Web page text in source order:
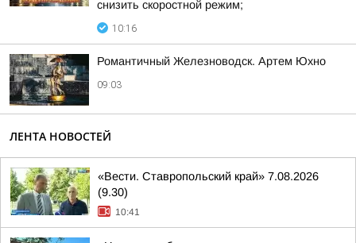
снизить скоростной режим;
10:16
Романтичный Железноводск. Артем Юхно
09:03
ЛЕНТА НОВОСТЕЙ
«Вести. Ставропольский край» 7.08.2026
(9.30)
10:41